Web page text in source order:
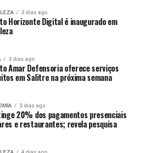
3 dias ago
Horizonte Digital é inaugurado em
3 dias ago
Amar Defensoria oferece serviços
em Salitre na próxima semana
3 dias ago
20% dos pagamentos presenciais
e restaurantes; revela pesquisa